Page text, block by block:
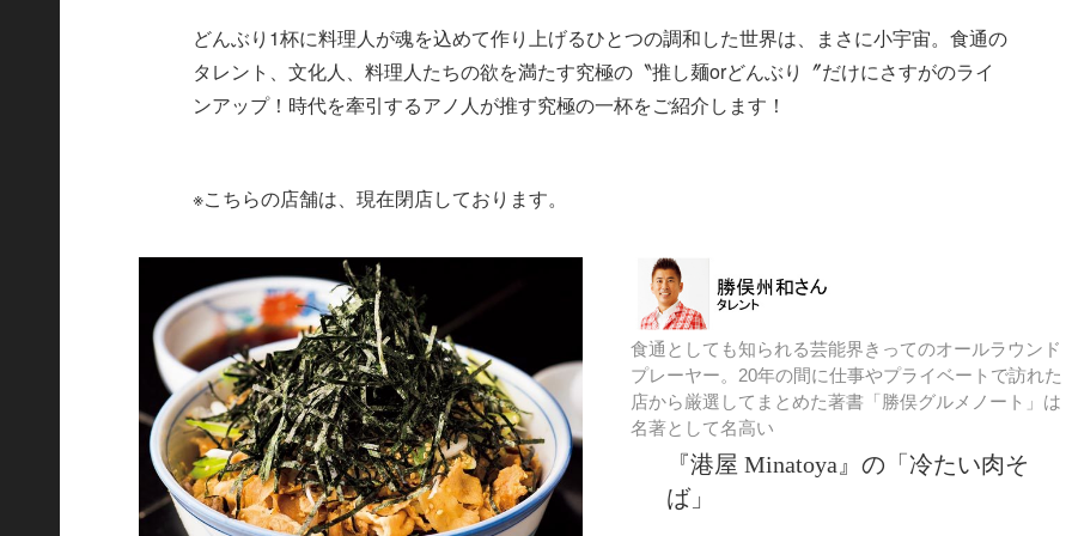
どんぶり1杯に料理人が魂を込めて作り上げるひとつの調和した世界は、まさに小宇宙。食通の
タレント、文化人、料理人たちの欲を満たす究極の〝推し麺orどんぶり〞だけにさすがのライ
ンアップ！時代を牽引するアノ人が推す究極の一杯をご紹介します！
※こちらの店舗は、現在閉店しております。
食通としても知られる芸能界きってのオールラウンド
プレーヤー。20年の間に仕事やプライベートで訪れた
店から厳選してまとめた著書「勝俣グルメノート」は
名著として名高い
『港屋 Minatoya』の「冷たい肉そ
ば」